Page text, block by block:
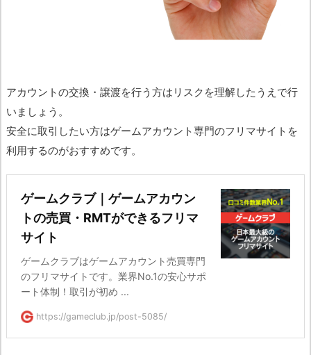
アカウントの交換・譲渡を行う方はリスクを理解したうえで行
いましょう。
安全に取引したい方はゲームアカウント専門のフリマサイトを
利用するのがおすすめです。
ゲームクラブ｜ゲームアカウン
トの売買・RMTができるフリマ
サイト
ゲームクラブはゲームアカウント売買専門
のフリマサイトです。業界No.1の安心サポ
ート体制！取引が初め ...
https://gameclub.jp/post-5085/